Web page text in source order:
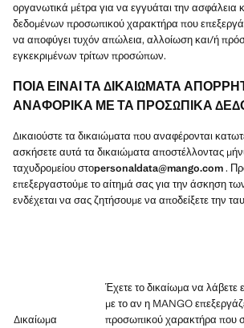
οργανωτικά μέτρα για να εγγυάται την ασφάλεια
δεδομένων προσωπικού χαρακτήρα που
να αποφύγει τυχόν απώλεια, αλλοίωση και/ή
εγκεκριμένων τρίτων προσώπων.
ΠΟΙΑ ΕΙΝΑΙ ΤΑ ΔΙΚΑΙΩΜΑΤΑ
ΑΝΑΦΟΡΙΚΑ ΜΕ ΤΑ ΠΡΟΣΩΠΙΚΑ
Δικαιούστε τα δικαιώματα που αναφέρονται
ασκήσετε αυτά τα δικαιώματα αποστέλλοντας
ταχυδρομείου στοpersonaldata@mango.com.
επεξεργαστούμε το αίτημά σας για την άσκηση
ενδέχεται να σας ζητήσουμε να αποδείξετε την
Δικαίωμα
Έχετε το δικαίωμα να λάβετε
με το αν η MANGO
προσωπικού χαρακτήρα που